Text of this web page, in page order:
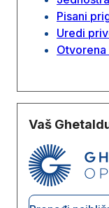
Pisani
Uredi
Otvorena
Vaš